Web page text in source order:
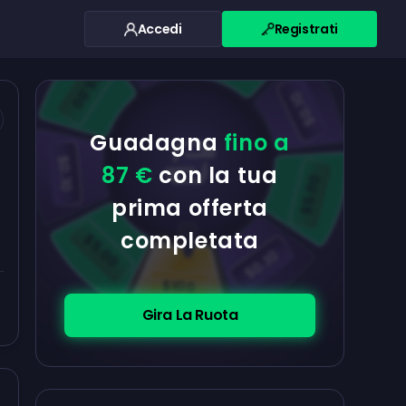
Accedi Registrati
Guadagna fino a
87 € con la tua
prima offerta
completata
Gira La Ruota
$100
$5.00
$5.00
$0.10 $5.00